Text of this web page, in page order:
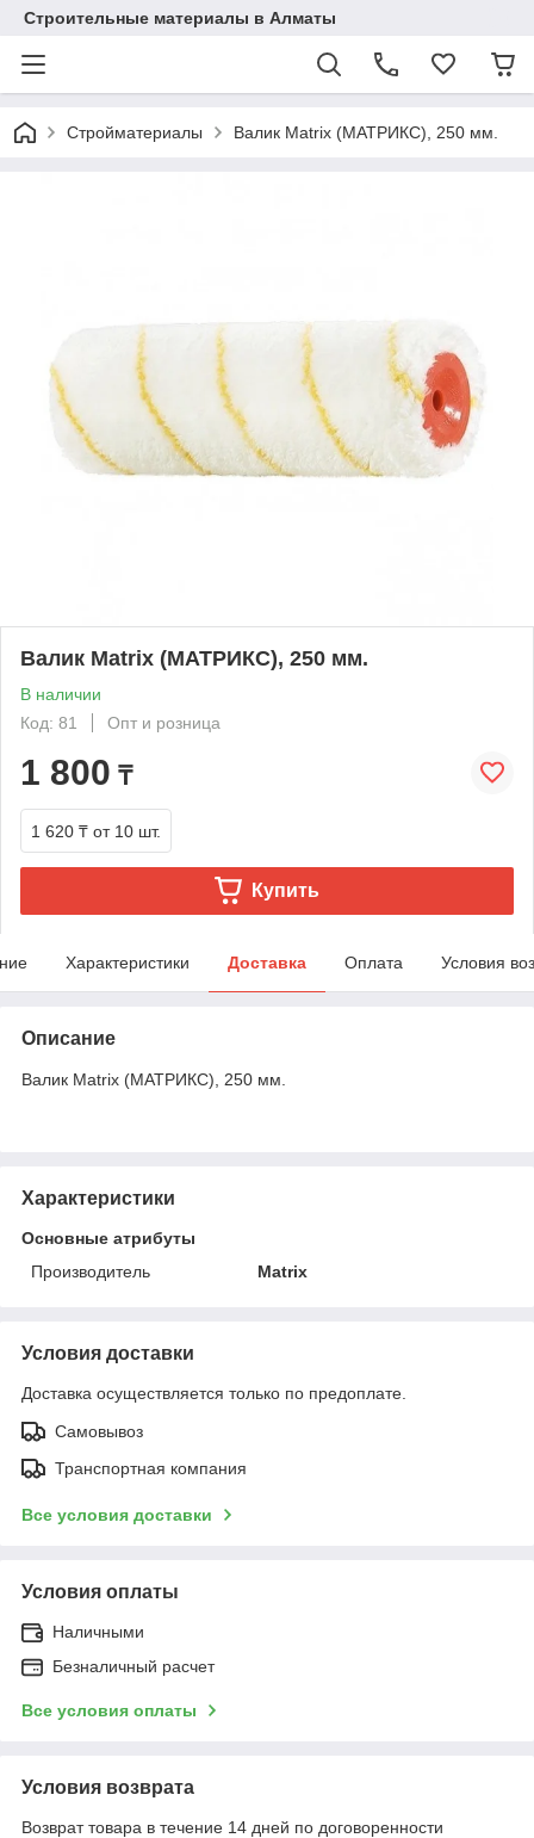
Строительные материалы в Алматы
Стройматериалы Валик Matrix (МАТРИКС), 250 мм.
Валик Matrix (МАТРИКС), 250 мм.
В наличии
Код: 81
Опт и розница
1 800 ₸
1 620 ₸ от 10 шт.
Купить
Характеристики Доставка Оплата Условия
Описание
Валик Matrix (МАТРИКС), 250 мм.
Характеристики
Основные атрибуты
Производитель
Matrix
Условия доставки
Доставка осуществляется только по предоплате.
Самовывоз
Транспортная компания
Все условия доставки
Условия оплаты
Наличными
Безналичный расчет
Все условия оплаты
Условия возврата
Возврат товара в течение 14 дней по договоренности